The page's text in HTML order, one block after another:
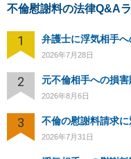
不倫慰謝料の法律Q&A
1 弁護士に浮気相手
2026年7月28日
2 元不倫相手への損
2026年8月6日
3 不倫の慰謝料請求
2026年7月31日